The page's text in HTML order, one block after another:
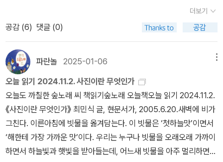
에 어린이나 푸름이가 알아둘 만한 대목은 무엇인지 …… 여러 가지로
동화나 위인전이라 할 테지요. ㅅㄴㄹ(숲노래/최종규)
더욱이 왜 딸을 짝맺을 적에는 “딸아이가 자란 자취”를 빛꽃으로 모
아서 보낼까요? 아들을 짝맺을 적에도 나란히 할 일이지 않을까요?
한권만은 꼭 줘서 보낸다는 이웃나라 어머니의 이야기를 벌써 十여
년 전에 들은 적이 있다 … 이러한 문화적인 물건은 오늘날 우리 사회
에도 들이닥쳐 카메라의 붐이 일어나고 있다. 봄가을 즐거운 들놀이
에는 누구나 카메라를 가지고 가야만 한다는 의무감 같은 것이 있어
선지 그것을 마련하려고 애쓰며 뛰어 다니는 사람들을 볼 때 더욱 실
감할 수 있다. (5쪽/머리말)글 : 숲노래·파란놀(최종규). 낱말책을 쓴
다. 《풀꽃나무 들숲노래 동시 따라쓰기》, 《새로 쓰는 말밑 꾸러미 사
전》, 《미래세대를 위한 우리말과 문해력》, 《들꽃내음 따라 걷다가 작
‘뭉툭’과 ‘무디다’와 ‘뭇’이 얽힌 수수께끼를 가만히 짚는다. 하나하나
짚으면서 모두 새로 추스르고, 다시 살피면서 첫자리로 나아간다. 《최
민식 Choi Min-Shik》은 1994년에 처음 읽었다. 1998년에 다시 읽
었고, 2007년에 새로 읽고서, 2025년에 거듭 읽는다. 틈틈이 돌아
보았으나 앞으로 더 들출 일은 없을 듯하다. 최민식 님이 남긴 그림이
나, 조세희 님이 붙인 글은 여러모로 뜻깊되, ‘뜻’에서 멈추었다. 우리
나라에서도 “작은 골목집이나 시골집에서 살림을 하며 마을과 보금
자리와 들숲바다와 아이들을 차분히 담은 이웃”이 제법 있는 줄 아는
데, 막상 ‘수수한 찰칵이웃’이 여민 그림이 사진책으로 나온 적은 아직
없다시피 하다. ‘사진계 출신·스승제자’ 사이가 아닌, 그저 빛을 그림
으로 맞아들이는 삶이야기를 엮거나 펴내지 못 한다면, 또 이러한 빛
더보기
공감 (6) 댓글 (0)
파란놀 2025-01-06
오늘 읽기 2024.11.2. 사진이란 무엇인가
오늘도 까칠한 숲노래 씨 책읽기숲노래 오늘책오늘 읽기 2024.11.2.
《사진이란 무엇인가》 최민식 글, 현문서가, 2005.6.20.새벽에 비가
그친다. 이른아침에 빗물을 옮겨담는다. 이 빗물은 ‘첫하늘맛’이면서
‘해한테 가장 가까운 맛’이다. 우리는 누구나 빗물을 오래오래 가까이
하면서 하늘빛과 햇빛을 받아들는데, 어느새 빗물을 아주 멀리하면서